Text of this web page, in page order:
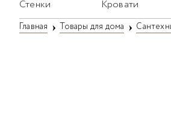
Стенки Кровати
Главная Товары для дома